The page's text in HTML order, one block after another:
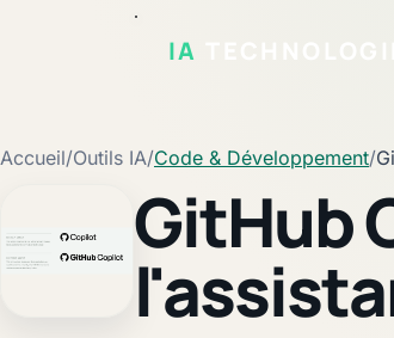
IA
Accueil/Outils IA/Code & Développement/
GitHub
Fiche vérifiée